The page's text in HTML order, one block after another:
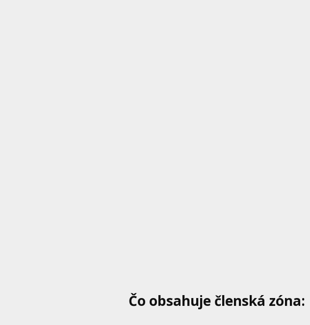
Čo obsahuje členská zóna: